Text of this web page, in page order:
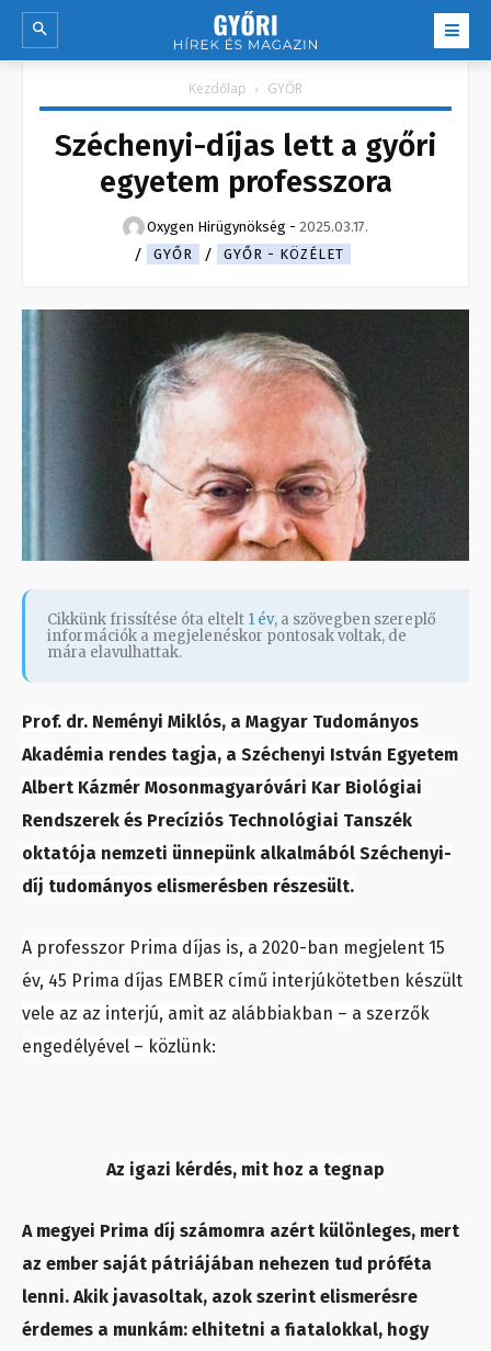
Kezdőlap GYŐR
Széchenyi-díjas lett a győri
egyetem professzora
Oxygen Hirügynökség - 2025.03.17.
GYŐR
GYŐR - KÖZÉLET
Cikkünk frissítése óta eltelt 1 év, a szövegben szereplő
információk a megjelenéskor pontosak voltak, de
mára elavulhattak.
Prof. dr. Neményi Miklós, a Magyar Tudományos
Akadémia rendes tagja, a Széchenyi István Egyetem
Albert Kázmér Mosonmagyaróvári Kar Biológiai
Rendszerek és Precíziós Technológiai Tanszék
oktatója nemzeti ünnepünk alkalmából Széchenyi-
díj tudományos elismerésben részesült.
A professzor Prima díjas is, a 2020-ban megjelent 15
év, 45 Prima díjas EMBER című interjúkötetben készült
vele az az interjú, amit az alábbiakban – a szerzők
engedélyével – közlünk:
Az igazi kérdés, mit hoz a tegnap
A megyei Prima díj számomra azért különleges, mert
az ember saját pátriájában nehezen tud próféta
lenni. Akik javasoltak, azok szerint elismerésre
érdemes a munkám: elhitetni a fiatalokkal, hogy